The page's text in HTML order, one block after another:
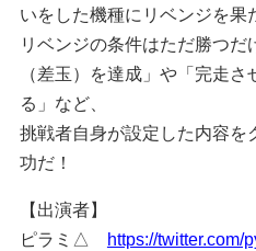
いをした機種にリベンジを果
リベンジの条件はただ勝つ
（差玉）を達成」や「完走
る」など、
挑戦者自身が設定した内容を
功だ！
【出演者】
ピラミ△ https://twitter.com/